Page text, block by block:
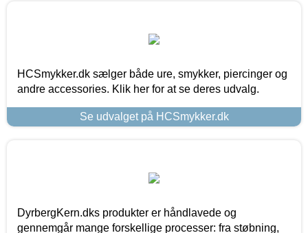
HCSmykker.dk sælger både ure, smykker, piercinger og
andre accessories. Klik her for at se deres udvalg.
Se udvalget på HCSmykker.dk
DyrbergKern.dks produkter er håndlavede og
gennemgår mange forskellige processer: fra støbning,